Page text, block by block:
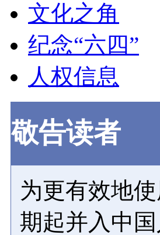
文化之角
纪念“六四”
人权信息
敬告读者
为更有效地
期起并入中